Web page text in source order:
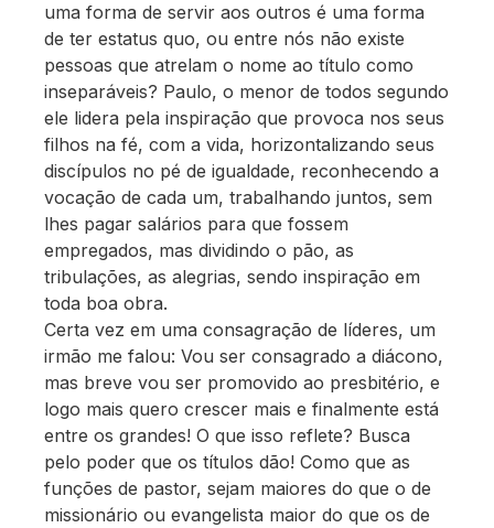
uma forma de servir aos outros é uma forma
de ter estatus quo, ou entre nós não existe
pessoas que atrelam o nome ao título como
inseparáveis? Paulo, o menor de todos segundo
ele lidera pela inspiração que provoca nos seus
filhos na fé, com a vida, horizontalizando seus
discípulos no pé de igualdade, reconhecendo a
vocação de cada um, trabalhando juntos, sem
lhes pagar salários para que fossem
empregados, mas dividindo o pão, as
tribulações, as alegrias, sendo inspiração em
toda boa obra.
Certa vez em uma consagração de líderes, um
irmão me falou: Vou ser consagrado a diácono,
mas breve vou ser promovido ao presbitério, e
logo mais quero crescer mais e finalmente está
entre os grandes! O que isso reflete? Busca
pelo poder que os títulos dão! Como que as
funções de pastor, sejam maiores do que o de
missionário ou evangelista maior do que os de